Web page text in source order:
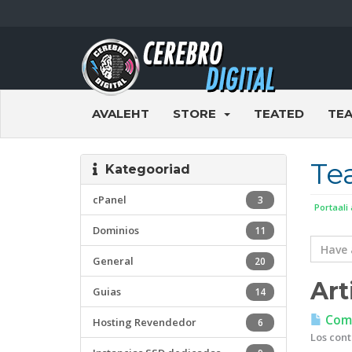
AVALEHT STORE TEATED
Portaali
Kategooriad
3
cPanel
11
Dominios
20
General
14
Guias
6
Hosting Revendedor
Los